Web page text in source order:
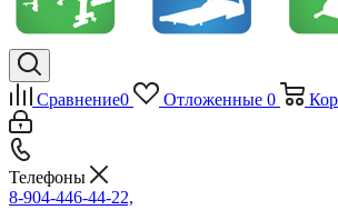
Сравнение0 Отложенные 0
Телефоны
8-904-446-44-22,